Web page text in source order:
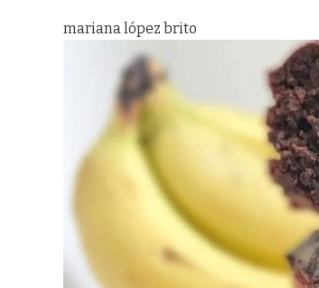
mariana lópez brito